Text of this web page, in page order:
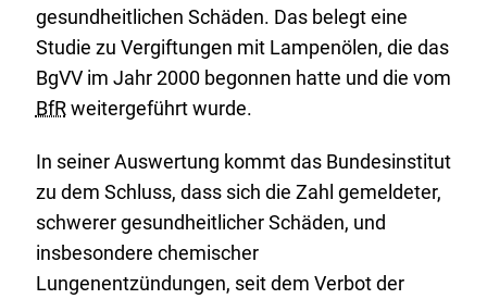
gesundheitlichen Schäden. Das belegt eine
Studie zu Vergiftungen mit Lampenölen, die das
BgVV im Jahr 2000 begonnen hatte und die vom
BfRweitergeführt wurde.
In seiner Auswertung kommt das Bundesinstitut
zu dem Schluss, dass sich die Zahl gemeldeter,
schwerer gesundheitlicher Schäden, und
insbesondere chemischer
Lungenentzündungen, seit dem Verbot der